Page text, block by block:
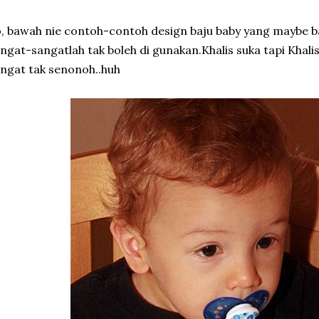
bawah nie contoh-contoh design baju baby yang maybe
sangatlah tak boleh di gunakan.Khalis suka tapi
tak senonoh..huh